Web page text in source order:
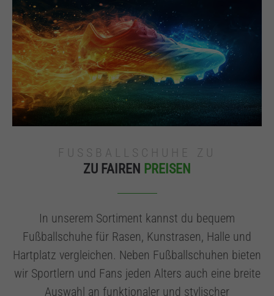
FUSSBALLSCHUHE ZU
ZU FAIREN PREISEN
In unserem Sortiment kannst du bequem
Fußballschuhe für Rasen, Kunstrasen, Halle und
Hartplatz vergleichen. Neben Fußballschuhen bieten
wir Sportlern und Fans jeden Alters auch eine breite
Auswahl an funktionaler und stylischer